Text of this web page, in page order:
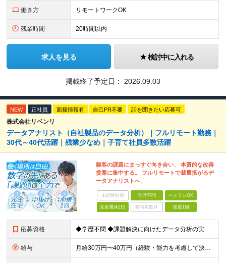
働き方 リモートワークOK
残業時間 20時間以内
求人を見る 検討中に入れる
掲載終了予定日： 2026.09.03
NEW 正社員 面接情報有 自己PR不要 話を聞きたい応募可
株式会社リベンリ
データアナリスト（自社製品のデータ分析）｜フルリモート勤務｜
30代～40代活躍｜残業少なめ｜子育て社員多数活躍
顧客の課題にまっすぐ向き合い、 本質的な改善
提案に集中する。 フルリモートで裁量拡がるデ
ータアナリストへ。
未経験歓迎 学歴不問 ベテランOK
完全週休2日 賞与複数月 面接1回
応募資格 ◆学歴不問 ◆課題解決に向けたデータ分析の実務経験 ※事業会社でのご経験をお持ちの方、 データ分析～プレゼンまでのご経験をお持ちの方は尚歓迎します ＜歓迎要件・求める人物像＞ ◎複雑な課題を整理し
給与 月給30万円〜40万円（経験・能力を考慮して決定） ※固定残業代20時間分（4.0〜5.5万円）含む／超過分は全額支給 ※経験・スキルを考慮のうえ決定いたします ※6ヶ月の試用期間あり。期間中の待遇に